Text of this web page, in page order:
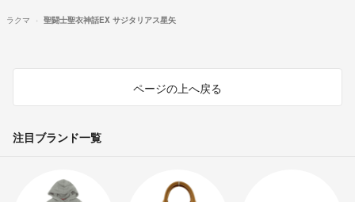
ラクマ 聖闘士聖衣神話EX サジタリアス星矢
ページの上へ戻る
注目ブランド一覧